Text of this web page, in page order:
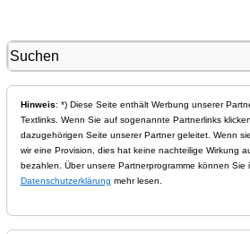
Hinweis: *) Diese Seite enthält Werbung unserer
Textlinks. Wenn Sie auf sogenannte Partnerlinks
dazugehörigen Seite unserer Partner geleitet. Wenn
wir eine Provision, dies hat keine nachteilige Wirkung
bezahlen. Über unsere Partnerprogramme können Sie
Datenschutzerklärung mehr lesen.